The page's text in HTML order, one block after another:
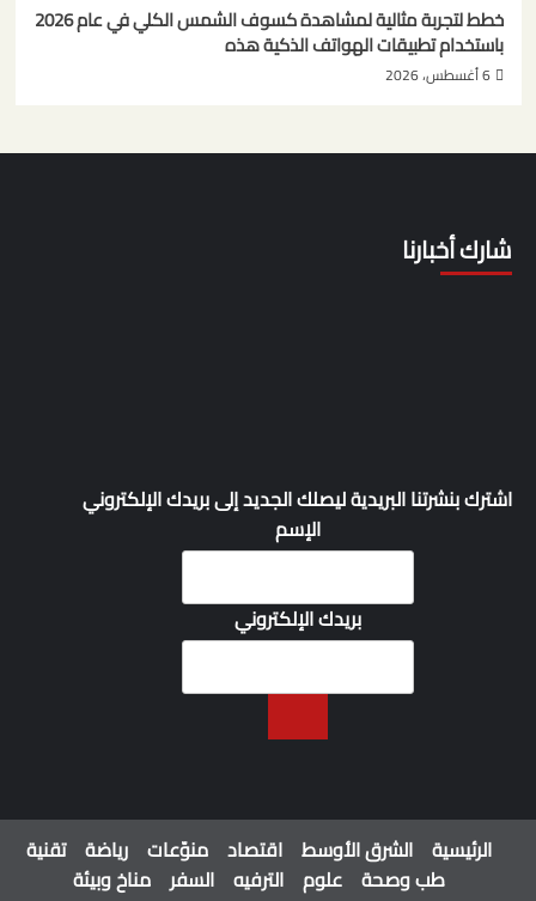
خطط لتجربة مثالية لمشاهدة كسوف الشمس الكلي في عام 2026
باستخدام تطبيقات الهواتف الذكية هذه
6 أغسطس، 2026
شارك أخبارنا
اشترك بنشرتنا البريدية ليصلك الجديد إلى بريدك الإلكتروني
الإسم
بريدك الإلكتروني
الرئيسية الشرق الأوسط اقتصاد منوّعات رياضة تقنية
طب وصحة علوم الترفيه السفر مناخ وبيئة